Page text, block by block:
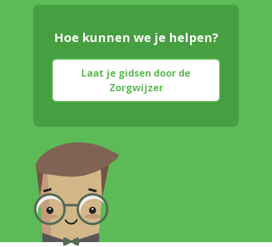
Hoe kunnen we je helpen?
Laat je gidsen door de
Zorgwijzer